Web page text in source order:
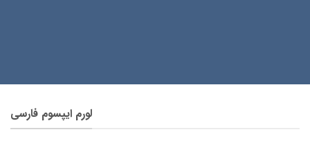
لورم ایپسوم فارسی